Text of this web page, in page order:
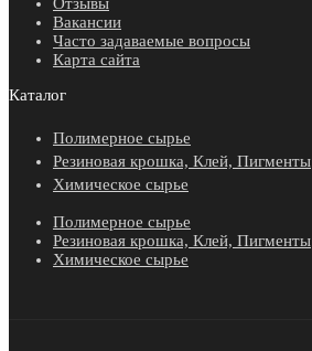
Вакансии
Часто задаваемые вопросы
Карта сайта
Каталог
Полимерное сырье
Резиновая крошка, Клей, Пигменты
Химическое сырье
Полимерное сырье
Резиновая крошка, Клей, Пигменты
Химическое сырье